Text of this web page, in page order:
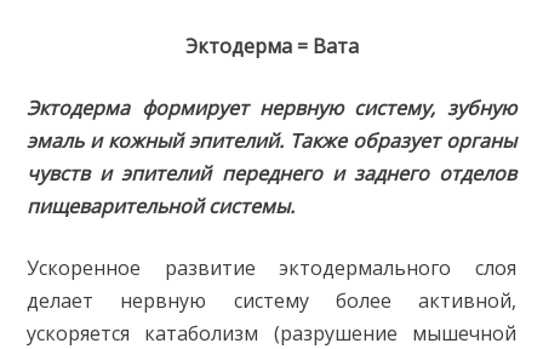
Эктодерма = Вата
Эктодерма формирует нервную систему, зубную
эмаль и кожный эпителий. Также образует органы
чувств и эпителий переднего и заднего отделов
пищеварительной системы.
Ускоренное развитие эктодермального слоя
делает нервную систему более активной,
ускоряется катаболизм (разрушение мышечной